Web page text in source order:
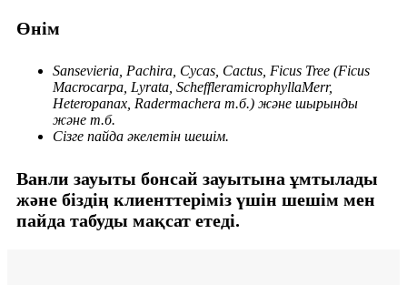
Өнім
Sansevieria, Pachira, Cycas, Cactus, Ficus Tree (Ficus
Macrocarpa, Lyrata, ScheffleramicrophyllaMerr,
Heteropanax, Radermachera т.б.) және шырынды
және т.б.
Сізге пайда әкелетін шешім.
Ванли зауыты бонсай зауытына ұмтылады
және біздің клиенттеріміз үшін шешім мен
пайда табуды мақсат етеді.